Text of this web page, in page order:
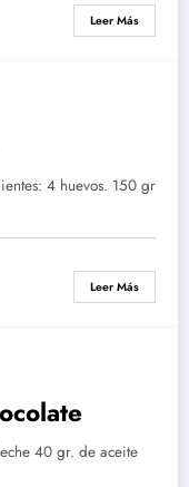
Leer Más
4 huevos. 150 gr
Leer Más
40 gr. de aceite